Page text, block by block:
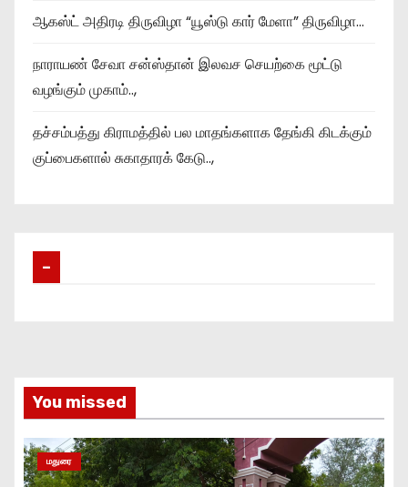
ஆகஸ்ட் அதிரடி திருவிழா “யூஸ்டு கார் மேளா” திருவிழா…
நாராயண் சேவா சன்ஸ்தான் இலவச செயற்கை மூட்டு
வழங்கும் முகாம்..,
தச்சம்பத்து கிராமத்தில் பல மாதங்களாக தேங்கி கிடக்கும்
குப்பைகளால் சுகாதாரக் கேடு..,
–
You missed
மதுரை